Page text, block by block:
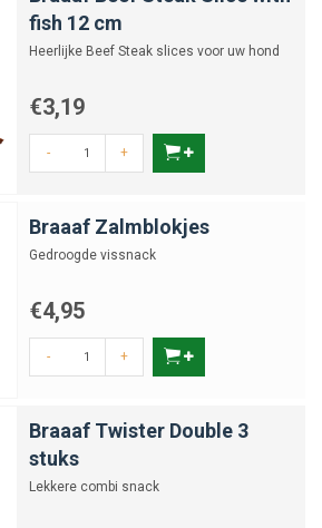
fish 12 cm
Heerlijke Beef Steak slices voor uw hond
€3,19
- +
Braaaf Zalmblokjes
Gedroogde vissnack
€4,95
- +
Braaaf Twister Double 3
stuks
Lekkere combi snack